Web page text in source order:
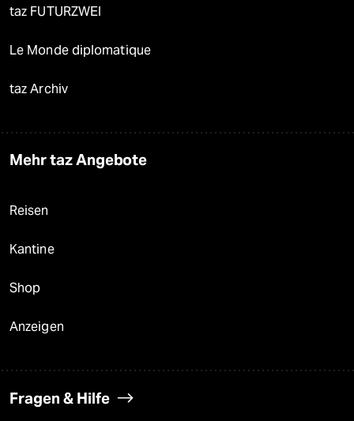
taz FUTURZWEI
Le Monde diplomatique
taz Archiv
Mehr taz Angebote
Reisen
Kantine
Shop
Anzeigen
Fragen & Hilfe